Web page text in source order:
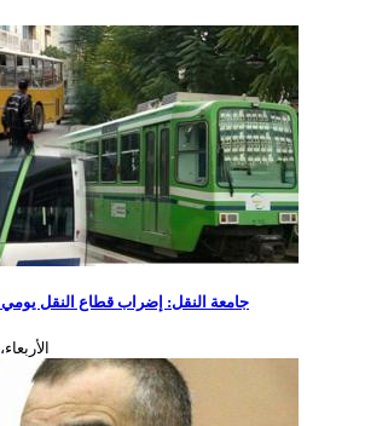
جامعة النقل: إضراب قطاع النقل يومي 25 و26 جانفي مازال قائما
الأربعاء، 28 ديسمبر، 2022 - 11:23